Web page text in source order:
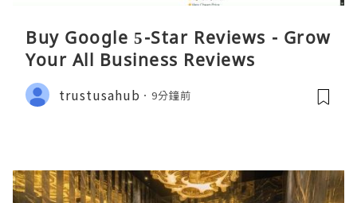
Buy Google 5-Star Reviews - Grow
Your All Business Reviews
trustusahub 9分鐘前